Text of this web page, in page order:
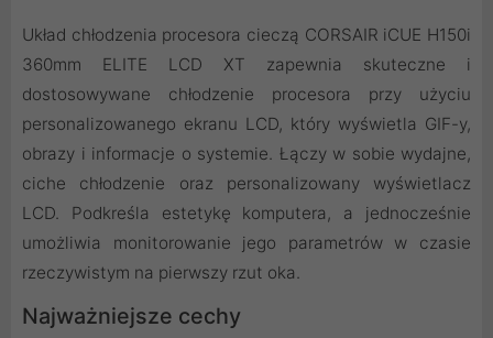
Układ chłodzenia procesora cieczą CORSAIR iCUE H150i
360mm ELITE LCD XT zapewnia skuteczne i
dostosowywane chłodzenie procesora przy użyciu
personalizowanego ekranu LCD, który wyświetla GIF-y,
obrazy i informacje o systemie. Łączy w sobie wydajne,
ciche chłodzenie oraz personalizowany wyświetlacz
LCD. Podkreśla estetykę komputera, a jednocześnie
umożliwia monitorowanie jego parametrów w czasie
rzeczywistym na pierwszy rzut oka.
Najważniejsze cechy